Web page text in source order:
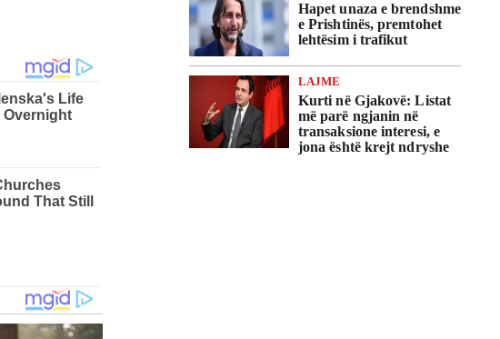
Hapet unaza e brendshme
e Prishtinës, premtohet
lehtësim i trafikut
LAJME
Kurti në Gjakovë: Listat
më parë ngjanin në
transaksione interesi, e
jona është krejt ndryshe